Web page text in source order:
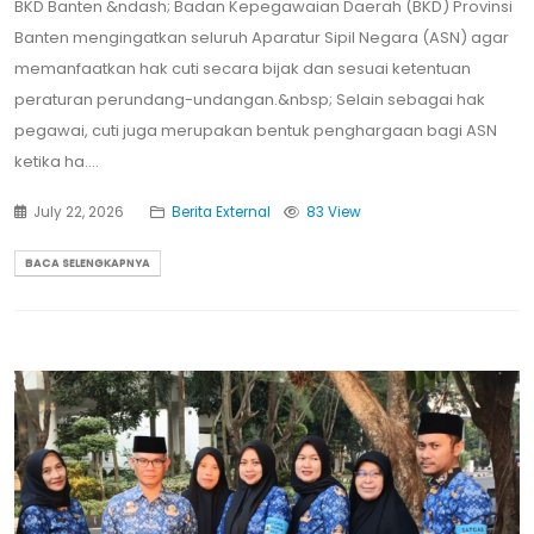
BKD Banten &ndash; Badan Kepegawaian Daerah (BKD) Provinsi
Banten mengingatkan seluruh Aparatur Sipil Negara (ASN) agar
memanfaatkan hak cuti secara bijak dan sesuai ketentuan
peraturan perundang-undangan.&nbsp; Selain sebagai hak
pegawai, cuti juga merupakan bentuk penghargaan bagi ASN
ketika ha....
July 22, 2026 Berita External 83 View
BACA SELENGKAPNYA